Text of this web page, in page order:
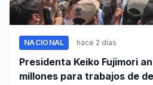
NACIONAL hace 2 días
Presidenta Keiko Fujimori
millones para trabajos de